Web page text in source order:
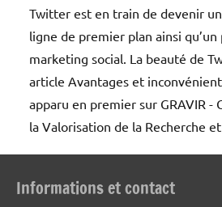
Twitter est en train de devenir
ligne de premier plan ainsi
marketing social. La beauté de
article Avantages et
apparu en premier sur GRAVIR -
la Valorisation de la Recherche
Informations et contact